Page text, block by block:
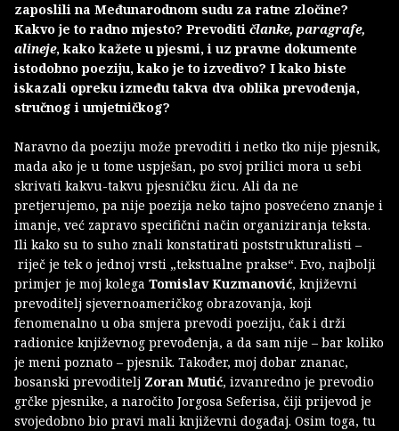
zaposlili na Međunarodnom sudu za ratne zločine?
Kakvo je to radno mjesto? Prevoditi članke, paragrafe,
alineje, kako kažete u pjesmi, i uz pravne dokumente
istodobno poeziju, kako je to izvedivo? I kako biste
iskazali opreku između takva dva oblika prevođenja,
stručnog i umjetničkog?
Naravno da poeziju može prevoditi i netko tko nije pjesnik,
mada ako je u tome uspješan, po svoj prilici mora u sebi
skrivati kakvu-takvu pjesničku žicu. Ali da ne
pretjerujemo, pa nije poezija neko tajno posvećeno znanje i
imanje, već zapravo specifični način organiziranja teksta.
Ili kako su to suho znali konstatirati poststrukturalisti –
riječ je tek o jednoj vrsti „tekstualne prakse“. Evo, najbolji
primjer je moj kolega Tomislav Kuzmanović, književni
prevoditelj sjevernoameričkog obrazovanja, koji
fenomenalno u oba smjera prevodi poeziju, čak i drži
radionice književnog prevođenja, a da sam nije – bar koliko
je meni poznato – pjesnik. Također, moj dobar znanac,
bosanski prevoditelj Zoran Mutić, izvanredno je prevodio
grčke pjesnike, a naročito Jorgosa Seferisa, čiji prijevod je
svojedobno bio pravi mali književni događaj. Osim toga, tu